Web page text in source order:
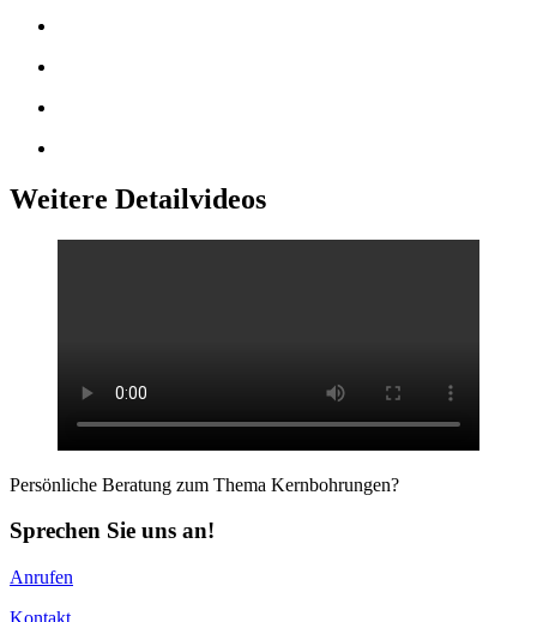
Weitere Detailvideos
Persönliche Beratung zum Thema Kernbohrungen?
Sprechen Sie uns an!
Anrufen
Kontakt